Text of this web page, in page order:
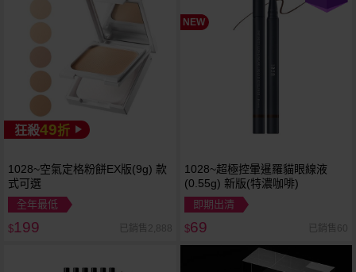
狂殺49折
1028~空氣定格粉餅EX版(9g) 款
式可選
全年最低
$199 已銷售2,888
NEW
1028~超極控暈暹羅貓眼線液
(0.55g) 新版(特濃咖啡)
即期出清
$69 已銷售60